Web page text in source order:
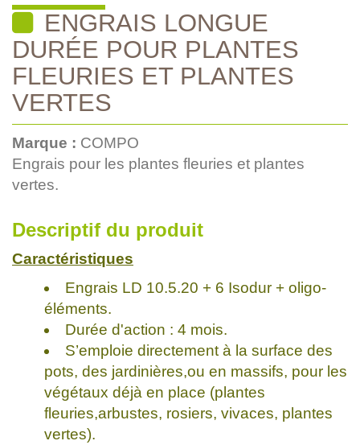
ENGRAIS LONGUE
DURÉE POUR PLANTES
FLEURIES ET PLANTES
VERTES
Marque : COMPO
Engrais pour les plantes fleuries et plantes
vertes.
Descriptif du produit
Caractéristiques
Engrais LD 10.5.20 + 6 Isodur + oligo-
éléments.
Durée d'action : 4 mois.
S’emploie directement à la surface des
pots, des jardinières,ou en massifs, pour les
végétaux déjà en place (plantes
fleuries,arbustes, rosiers, vivaces, plantes
vertes).